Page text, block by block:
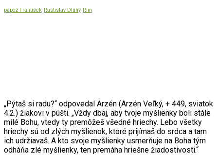
pápež František Rastislav Dluhý Rím
„Pýtaš si radu?“ odpovedal Arzén (Arzén Veľký, + 449, sviatok
4.2.) žiakovi v púšti. „Vždy dbaj, aby tvoje myšlienky boli stále
milé Bohu, vtedy ty premôžeš všedné hriechy. Lebo všetky
hriechy sú od zlých myšlienok, ktoré prijímaš do srdca a tam
ich udržiavaš. A kto svoje myšlienky usmerňuje na Boha tým
odháňa zlé myšlienky, ten premáha hriešne žiadostivosti.“